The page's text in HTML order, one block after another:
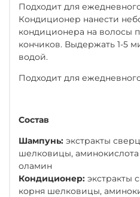
Подходит для
Кондиционер нанести
кондиционера на волосы
кончиков. Выдержать 1-5
водой.
Подходит для
Состав
Шампунь: экстракты
шелковицы,
оламин
Кондиционер: экстракты
корня шелковицы,